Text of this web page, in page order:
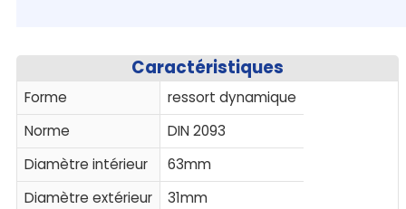
Caractéristiques
Forme
ressort dynamique
Norme
DIN 2093
Diamètre intérieur
63mm
Diamètre extérieur
31mm